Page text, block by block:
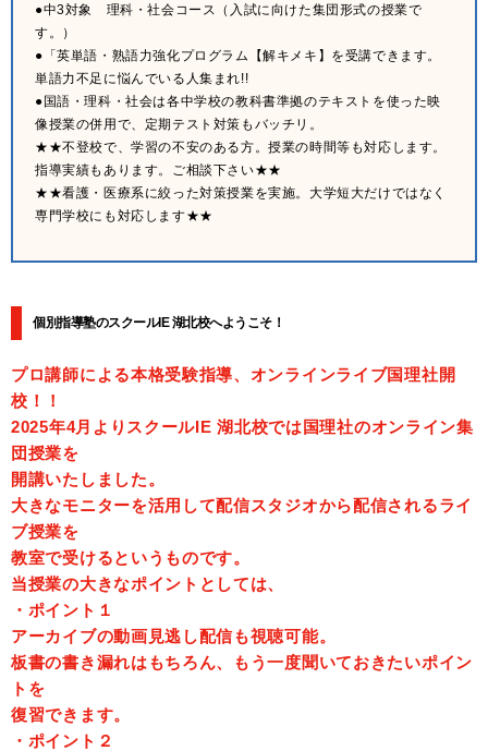
●中3対象 理科・社会コース（入試に向けた集団形式の授業で
す。）
●「英単語・熟語力強化プログラム【解キメキ】を受講できます。
単語力不足に悩んでいる人集まれ!!
●国語・理科・社会は各中学校の教科書準拠のテキストを使った映
像授業の併用で、定期テスト対策もバッチリ。
★★不登校で、学習の不安のある方。授業の時間等も対応します。
指導実績もあります。ご相談下さい★★
★★看護・医療系に絞った対策授業を実施。大学短大だけではなく
専門学校にも対応します★★
個別指導塾のスクールIE 湖北校へようこそ！
プロ講師による本格受験指導、オンラインライブ国理社開
校！！
2025年4月よりスクールIE 湖北校では国理社のオンライン集
団授業を
開講いたしました。
大きなモニターを活用して配信スタジオから配信されるライ
ブ授業を
教室で受けるというものです。
当授業の大きなポイントとしては、
・ポイント１
アーカイブの動画見逃し配信も視聴可能。
板書の書き漏れはもちろん、もう一度聞いておきたいポイン
トを
復習できます。
・ポイント２